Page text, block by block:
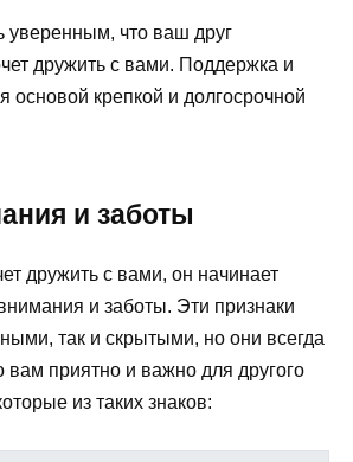
уверенным, что ваш друг
дружить с вами. Поддержка и
основой крепкой и долгосрочной
и заботы
дружить с вами, он начинает
и заботы. Эти признаки
так и скрытыми, но они всегда
вам приятно и важно для другого
из таких знаков: